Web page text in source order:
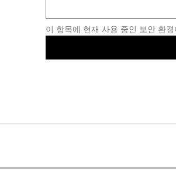
이 항목에 현재 사용 중인 보안 환